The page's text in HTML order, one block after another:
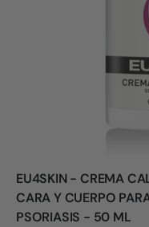
EU4SKIN - CREMA
CARA Y CUERPO
PSORIASIS - 50 ML